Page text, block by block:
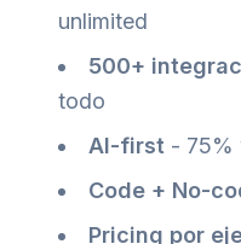
unlimited
500+
todo
AI-first - 75%
Code + No-
Pricing por